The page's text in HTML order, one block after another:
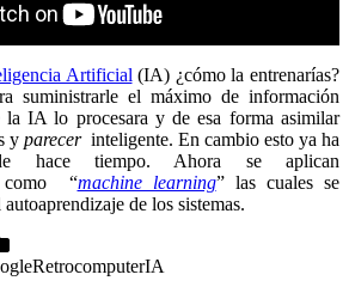
Artificial (IA) ¿cómo la entrenarías?
suministrarle el máximo de información
la IA lo procesara y de esa forma asimilar
y parecerinteligente. En cambio esto ya ha
hace tiempo. Ahora se aplican
como “machine learning” las cuales se
de los sistemas.
RetrocomputerIA